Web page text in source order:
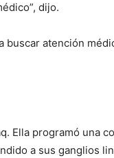
IN
Policy.
dijo.
atención
Ella programó una
a sus ganglios